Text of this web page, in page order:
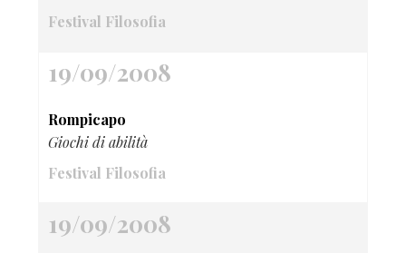
Festival Filosofia
19/09/2008
Rompicapo
Giochi di abilità
Festival Filosofia
19/09/2008